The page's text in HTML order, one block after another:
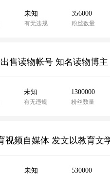
未知
有无违规
356000
粉丝数量
未知
有无违规
1300000
粉丝数量
未知 530000